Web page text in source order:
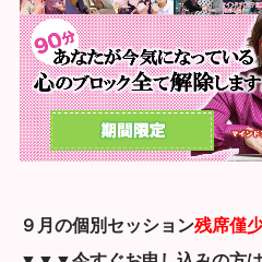
９月の個別セッション残席僅